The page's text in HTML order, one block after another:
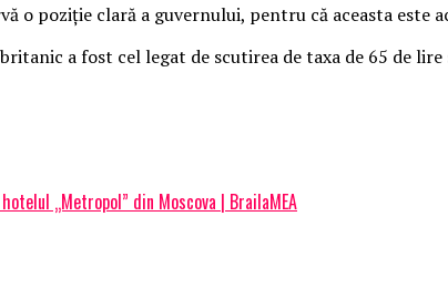
o poziție clară a guvernului, pentru că aceasta este
a fost cel legat de scutirea de taxa de 65 de
„Metropol” din Moscova | BrailaMEA